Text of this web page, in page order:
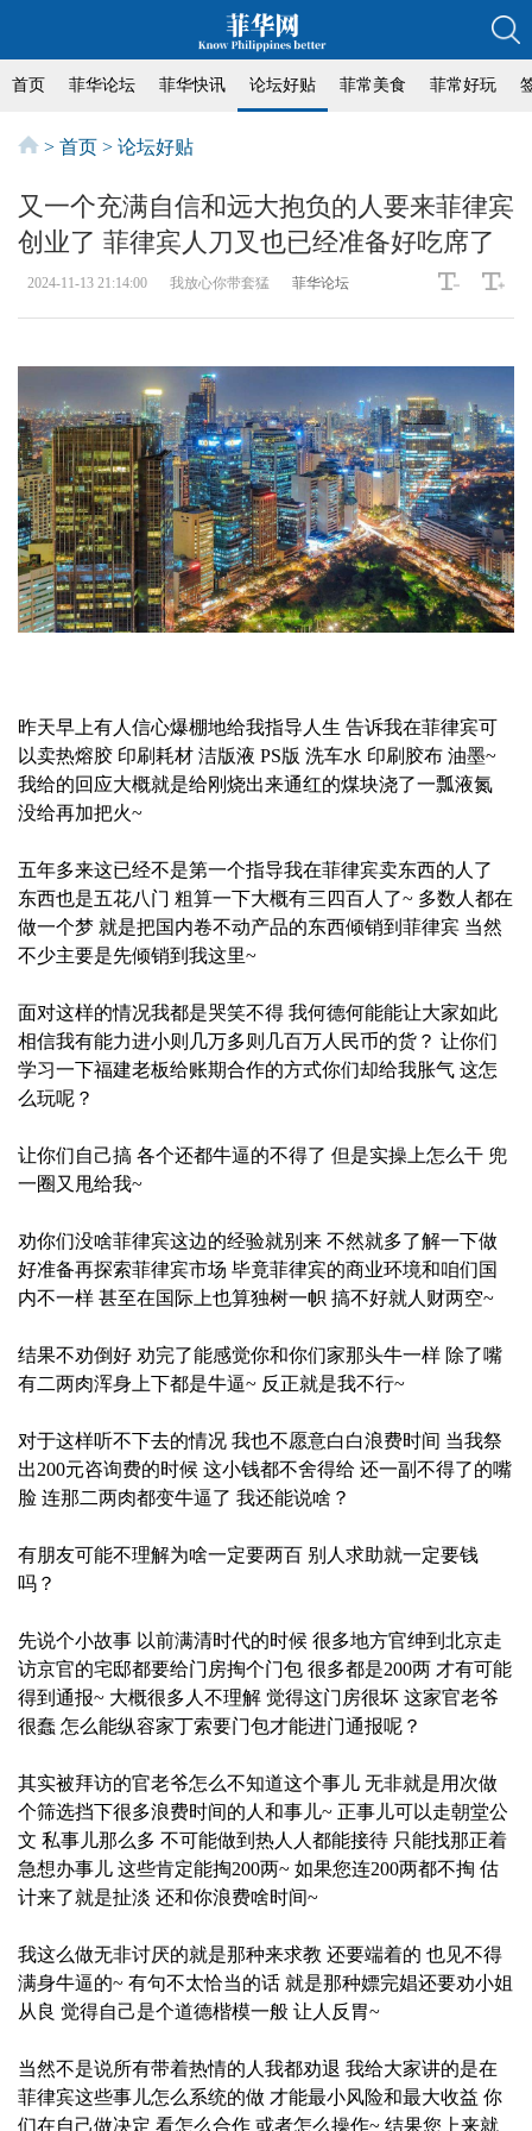
首页 菲华论坛 菲华快讯 论坛好贴 菲常美食 菲常好玩
> 首页 > 论坛好贴
又一个充满自信和远大抱负的人要来菲律宾
创业了 菲律宾人刀叉也已经准备好吃席了
2024-11-13 21:14:00 我放心你带套猛 菲华论坛
昨天早上有人信心爆棚地给我指导人生 告诉我在菲律宾可
以卖热熔胶 印刷耗材 洁版液 PS版 洗车水 印刷胶布 油墨~
我给的回应大概就是给刚烧出来通红的煤块浇了一瓢液氮
没给再加把火~
五年多来这已经不是第一个指导我在菲律宾卖东西的人了
东西也是五花八门 粗算一下大概有三四百人了~ 多数人都在
做一个梦 就是把国内卷不动产品的东西倾销到菲律宾 当然
不少主要是先倾销到我这里~
面对这样的情况我都是哭笑不得 我何德何能能让大家如此
相信我有能力进小则几万多则几百万人民币的货？ 让你们
学习一下福建老板给账期合作的方式你们却给我胀气 这怎
么玩呢？
让你们自己搞 各个还都牛逼的不得了 但是实操上怎么干 兜
一圈又甩给我~
劝你们没啥菲律宾这边的经验就别来 不然就多了解一下做
好准备再探索菲律宾市场 毕竟菲律宾的商业环境和咱们国
内不一样 甚至在国际上也算独树一帜 搞不好就人财两空~
结果不劝倒好 劝完了能感觉你和你们家那头牛一样 除了嘴
有二两肉浑身上下都是牛逼~ 反正就是我不行~
对于这样听不下去的情况 我也不愿意白白浪费时间 当我祭
出200元咨询费的时候 这小钱都不舍得给 还一副不得了的嘴
脸 连那二两肉都变牛逼了 我还能说啥？
有朋友可能不理解为啥一定要两百 别人求助就一定要钱
吗？
先说个小故事 以前满清时代的时候 很多地方官绅到北京走
访京官的宅邸都要给门房掏个门包 很多都是200两 才有可能
得到通报~ 大概很多人不理解 觉得这门房很坏 这家官老爷
很蠢 怎么能纵容家丁索要门包才能进门通报呢？
其实被拜访的官老爷怎么不知道这个事儿 无非就是用次做
个筛选挡下很多浪费时间的人和事儿~ 正事儿可以走朝堂公
文 私事儿那么多 不可能做到热人人都能接待 只能找那正着
急想办事儿 这些肯定能掏200两~ 如果您连200两都不掏 估
计来了就是扯淡 还和你浪费啥时间~
我这么做无非讨厌的就是那种来求教 还要端着的 也见不得
满身牛逼的~ 有句不太恰当的话 就是那种嫖完娼还要劝小姐
从良 觉得自己是个道德楷模一般 让人反胃~
当然不是说所有带着热情的人我都劝退 我给大家讲的是在
菲律宾这些事儿怎么系统的做 才能最小风险和最大收益 你
们在自己做决定 看怎么合作 或者怎么操作~ 结果您上来就